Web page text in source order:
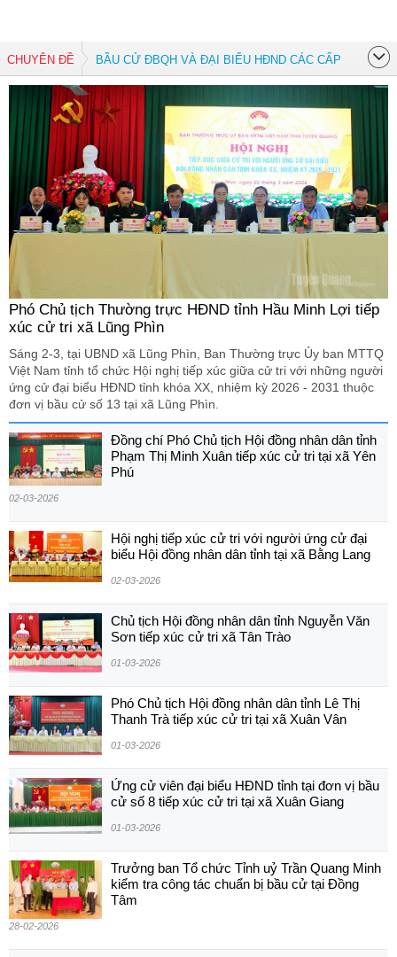
CHUYÊN ĐỀ BẦU CỬ ĐBQH VÀ ĐẠI BIỂU HĐND CÁC CẤP
Phó Chủ tịch Thường trực HĐND tỉnh Hầu Minh Lợi tiếp
xúc cử tri xã Lũng Phìn
Sáng 2-3, tại UBND xã Lũng Phìn, Ban Thường trực Ủy ban MTTQ
Việt Nam tỉnh tổ chức Hội nghị tiếp xúc giữa cử tri với những người
ứng cử đại biểu HĐND tỉnh khóa XX, nhiệm kỳ 2026 - 2031 thuộc
đơn vị bầu cử số 13 tại xã Lũng Phìn.
Đồng chí Phó Chủ tịch Hội đồng nhân dân tỉnh
Phạm Thị Minh Xuân tiếp xúc cử tri tại xã Yên
Phú
02-03-2026
Hội nghị tiếp xúc cử tri với người ứng cử đại
biểu Hội đồng nhân dân tỉnh tại xã Bằng Lang
02-03-2026
Chủ tịch Hội đồng nhân dân tỉnh Nguyễn Văn
Sơn tiếp xúc cử tri xã Tân Trào
01-03-2026
Phó Chủ tịch Hội đồng nhân dân tỉnh Lê Thị
Thanh Trà tiếp xúc cử tri tại xã Xuân Vân
01-03-2026
Ứng cử viên đại biểu HĐND tỉnh tại đơn vị bầu
cử số 8 tiếp xúc cử tri tại xã Xuân Giang
01-03-2026
Trưởng ban Tổ chức Tỉnh uỷ Trần Quang Minh
kiểm tra công tác chuẩn bị bầu cử tại Đồng
Tâm
28-02-2026